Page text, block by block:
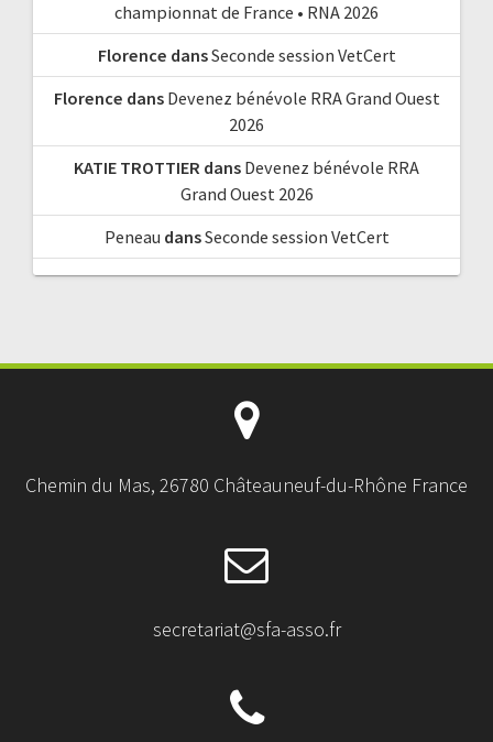
championnat de France • RNA 2026
Florence dansSeconde session VetCert
Florence dans Devenez bénévole RRA Grand Ouest
2026
KATIE TROTTIER dans Devenez bénévole RRA
Grand Ouest 2026
Peneau dansSeconde session VetCert
Chemin du Mas, 26780 Châteauneuf-du-Rhône France
secretariat@sfa-asso.fr